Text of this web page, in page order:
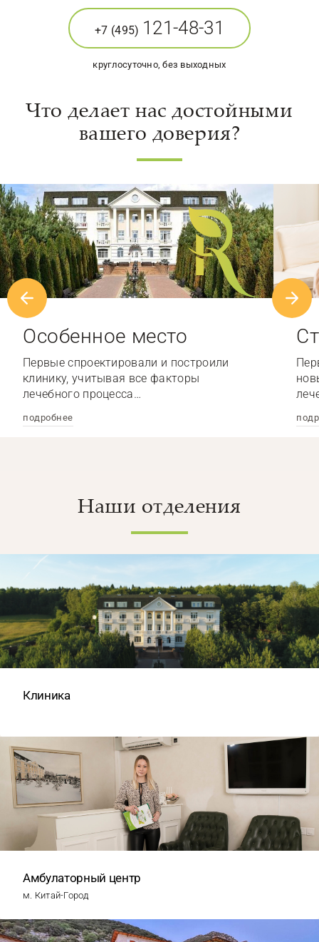
+7 (495) 121-48-31
круглосуточно, без выходных
Что делает нас достойными
вашего доверия?
Особенное место
Первые спроектировали и построили
клинику, учитывая все факторы
лечебного процесса…
подробнее
Наши отделения
Клиника
Амбулаторный центр
м. Китай-Город